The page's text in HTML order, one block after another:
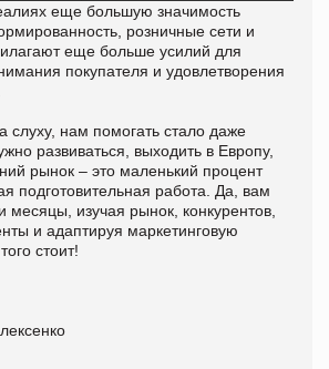
еще большую значимость
розничные сети и
еще больше усилий для
покупателя и удовлетворения
слуху, нам помогать стало даже
развиваться, выходить в Европу,
рынок – это маленький процент
подготовительная работа. Да, вам
месяцы, изучая рынок, конкурентов,
и адаптируя маркетинговую
стоит!